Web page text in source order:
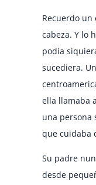
Recuerdo
cabeza. Y lo
podía
sucediera.
ella llamaba
una persona
que cuidaba
Su padre
desde